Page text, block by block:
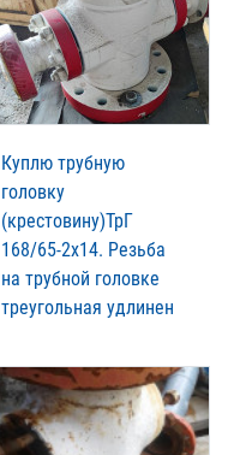
Куплю трубную
головку
(крестовину)ТрГ
168/65-2х14. Резьба
на трубной головке
треугольная удлинен